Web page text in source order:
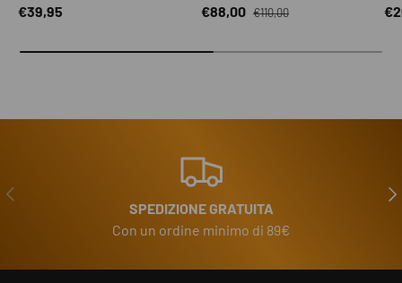
Prezzo normale
€39,95 Prezzo di vendita
€88,00 Prezzo normale
€110,00
INDIETRO
SPEDIZIONE GRATUITA
Con un ordine minimo di 89€